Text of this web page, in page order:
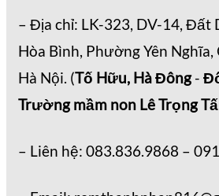
– Địa chỉ: LK-323, DV-14, Đất
Hòa Bình, Phường Yên
Hà Nội. (Tố Hữu, Hà Đông-
Trường mầm non Lê Trọng
– Liên hệ: 083.836.9868 –